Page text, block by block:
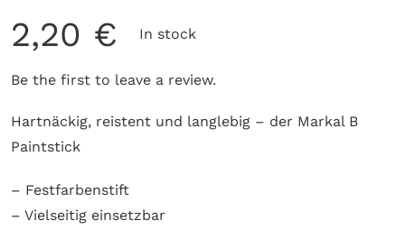
2,20 € In stock
Be the first to leave a review.
Hartnäckig, reistent und langlebig – der Markal B
Paintstick
– Festfarbenstift
– Vielseitig einsetzbar